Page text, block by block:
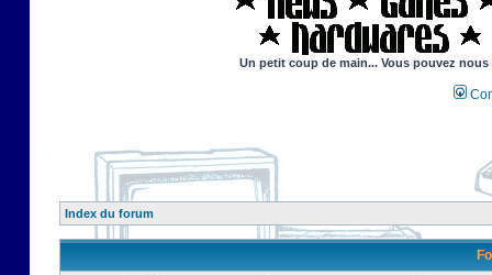
Un petit coup de main... Vous pouvez
Index du forum